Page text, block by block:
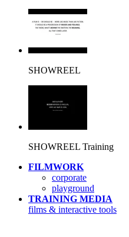
SHOWREEL
SHOWREEL Training
FILMWORK
corporate
playground
TRAINING MEDIA
films & interactive tools